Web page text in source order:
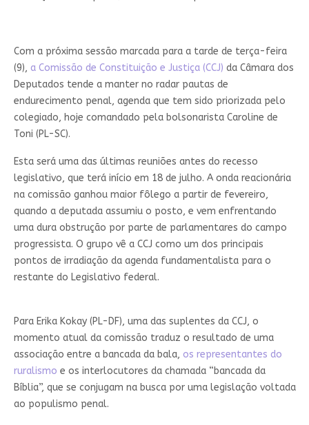
Com a próxima sessão marcada para a tarde de terça-feira
(9), a Comissão de Constituição e Justiça (CCJ) da Câmara dos
Deputados tende a manter no radar pautas de
endurecimento penal, agenda que tem sido priorizada pelo
colegiado, hoje comandado pela bolsonarista Caroline de
Toni (PL-SC).
Esta será uma das últimas reuniões antes do recesso
legislativo, que terá início em 18 de julho. A onda reacionária
na comissão ganhou maior fôlego a partir de fevereiro,
quando a deputada assumiu o posto, e vem enfrentando
uma dura obstrução por parte de parlamentares do campo
progressista. O grupo vê a CCJ como um dos principais
pontos de irradiação da agenda fundamentalista para o
restante do Legislativo federal.
Para Erika Kokay (PL-DF), uma das suplentes da CCJ, o
momento atual da comissão traduz o resultado de uma
associação entre a bancada da bala, os representantes do
ruralismo e os interlocutores da chamada “bancada da
Bíblia”, que se conjugam na busca por uma legislação voltada
ao populismo penal.